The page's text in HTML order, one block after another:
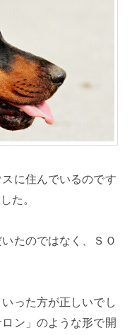
に住んでいるのです
た。
たのではなく、ＳＯ
った方が正しいでし
ン」のような形で開